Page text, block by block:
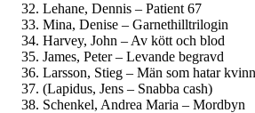
Lehane, Dennis – Patient 67
Mina, Denise – Garnethilltrilogin
Harvey, John – Av kött och blod
James, Peter – Levande begravd
Larsson, Stieg – Män som hatar
(Lapidus, Jens – Snabba cash)
Schenkel, Andrea Maria – Mordbyn